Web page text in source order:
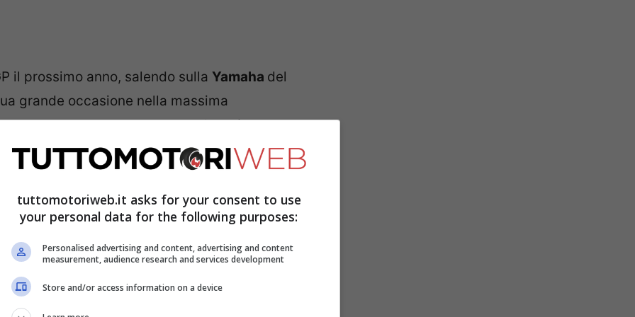
il prossimo anno, salendo sulla Yamaha del
grande occasione nella massima
restando sul mercato Superbike,si parla
del mondo in sella ad una Ducati, anche
dell’affare èJonathan Rea , ed è
in tal senso.
Jonathan Rea
la quale ha portato a casa la bellezza di sei
un periodo più difficile, con il passaggio
tuttomotoriweb.it asks for your consent to use
your personal data for the following purposes:
Personalised advertising and content, advertising and content
measurement, audience research and services development
Store and/or access information on a device